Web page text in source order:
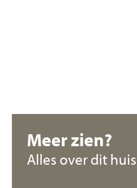
Meer zien?
Alles over dit huis